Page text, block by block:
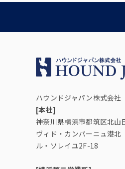
ハウンドジャパン株式会社
[本社]
神奈川県横浜市都筑区北山
ヴィド・カンパーニュ港北
ル・ソレイユ2F-18